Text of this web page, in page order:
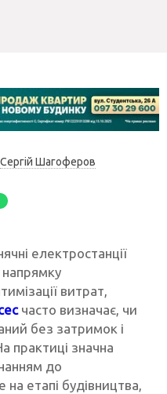
Сергій Шагоферов
електростанції
витрат,
часто визначає, чи
без затримок і
практиці значна
до
етапі будівництва,